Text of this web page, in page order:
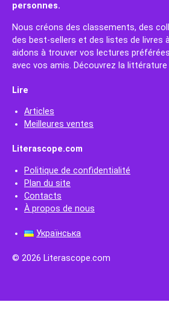
personnes.
Nous créons des classements, des
des best-sellers et des listes de livres
aidons à trouver vos lectures
avec vos amis. Découvrez la
Lire
Articles
Meilleures ventes
Literascope.com
Politique de confidentialité
Plan du site
Contacts
À propos de nous
Українська
© 2026 Literascope.com